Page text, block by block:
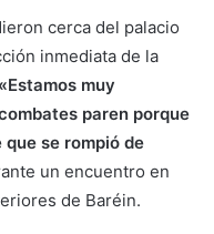
cerca del palacio
inmediata de la
«Estamos muy
paren porque
se rompió de
un encuentro en
de Baréin.